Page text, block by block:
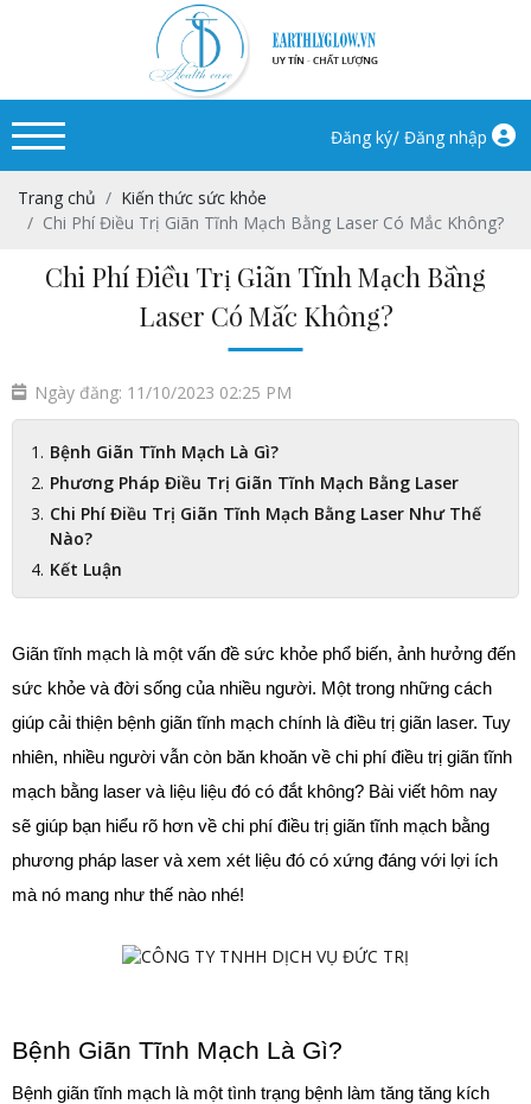
Đăng ký/ Đăng nhập
Trang chủ
Kiến thức sức khỏe
Chi Phí Điều Trị Giãn Tĩnh Mạch Bằng Laser Có Mắc Không?
Chi Phí Điều Trị Giãn Tĩnh Mạch Bằng
Laser Có Mắc Không?
Ngày đăng: 11/10/2023 02:25 PM
Bệnh Giãn Tĩnh Mạch Là Gì?
Phương Pháp Điều Trị Giãn Tĩnh Mạch Bằng Laser
Chi Phí Điều Trị Giãn Tĩnh Mạch Bằng Laser Như Thế
Nào?
Kết Luận
Giãn tĩnh mạch là một vấn đề sức khỏe phổ biến, ảnh hưởng đến
sức khỏe và đời sống của nhiều người. Một trong những cách
giúp cải thiện bệnh giãn tĩnh mạch chính là điều trị giãn laser. Tuy
nhiên, nhiều người vẫn còn băn khoăn về chi phí điều trị giãn tĩnh
mạch bằng laser và liệu liệu đó có đắt không? Bài viết hôm nay
sẽ giúp bạn hiểu rõ hơn về chi phí điều trị giãn tĩnh mạch bằng
phương pháp laser và xem xét liệu đó có xứng đáng với lợi ích
mà nó mang như thế nào nhé!
Bệnh Giãn Tĩnh Mạch Là Gì?
Bệnh giãn tĩnh mạch là một tình trạng bệnh làm tăng tăng kích